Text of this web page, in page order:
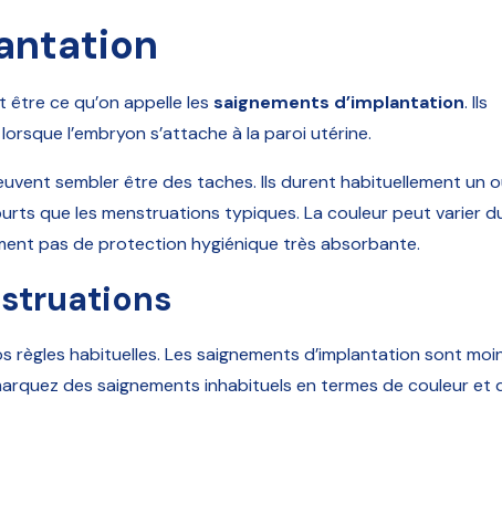
ce qu’on appelle les saignements d’implantation. Ils
l’embryon s’attache à la paroi utérine.
sembler être des taches. Ils durent habituellement un
que les menstruations typiques. La couleur peut varier
pas de protection hygiénique très absorbante.
habituelles. Les saignements d’implantation sont
des saignements inhabituels en termes de couleur et